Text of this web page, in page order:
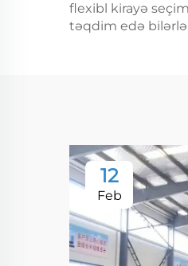
flexibl kirayə
təqdim edə
12
Feb